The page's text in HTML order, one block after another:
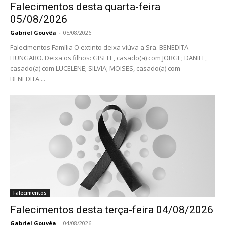
Falecimentos desta quarta-feira
05/08/2026
Gabriel Gouvêa - 05/08/2026
Falecimentos Família O extinto deixa viúva a Sra. BENEDITA
HUNGARO. Deixa os filhos: GISELE, casado(a) com JORGE; DANIEL,
casado(a) com LUCELENE; SILVIA; MOISES, casado(a) com
BENEDITA....
Falecimentos
Falecimentos desta terça-feira 04/08/2026
Gabriel Gouvêa - 04/08/2026